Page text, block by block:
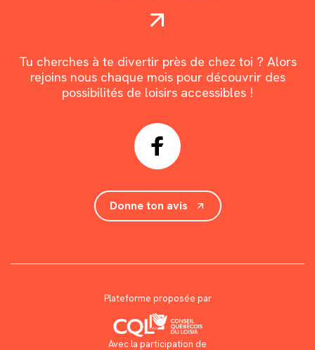
Tu cherches à te divertir près de chez toi ? Alors
rejoins nous chaque mois pour découvrir des
possibilités de loisirs accessibles !
Donne ton avis
Plateforme proposée par
Avec la participation de